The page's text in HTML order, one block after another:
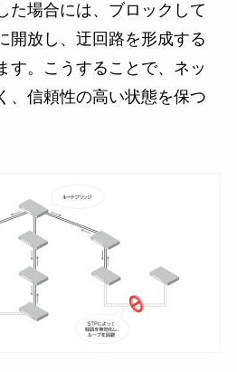
た場合には、ブロックして
開放し、迂回路を形成する
す。こうすることで、ネッ
、信頼性の高い状態を保つ